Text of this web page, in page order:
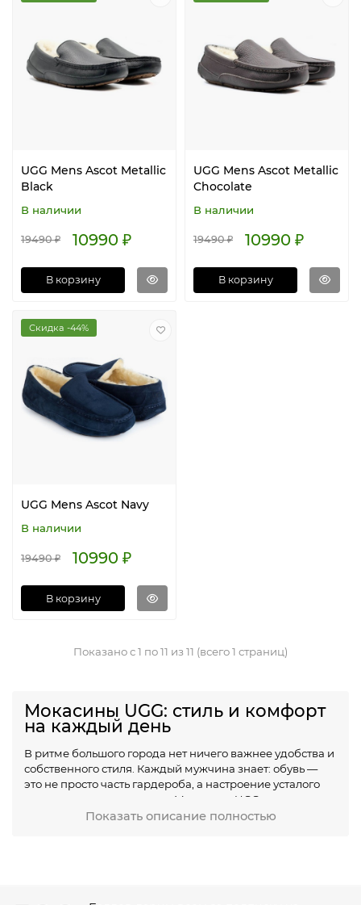
UGG Mens Ascot Metallic
Black
В наличии
19490 ₽ 10990 ₽
В корзину
UGG Mens Ascot Metallic
Chocolate
В наличии
19490 ₽ 10990 ₽
В корзину
Скидка -44%
UGG Mens Ascot Navy
В наличии
19490 ₽ 10990 ₽
В корзину
Показано с 1 по 11 из 11 (всего 1 страниц)
Мокасины UGG: стиль и комфорт
на каждый день
В ритме большого города нет ничего важнее удобства и
собственного стиля. Каждый мужчина знает: обувь —
это не просто часть гардероба, а настроение усталого
вечера или активного дня. Мокасины UGG мужские уже
давно стали символом домашнего уюта и свободы
мокасины UGG?
Показать описание полностью